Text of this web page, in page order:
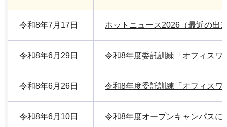
令和8年7月17日 ホットニュース2026（最近の出
令和8年6月29日 令和8年度委託訓練「オフィスワ
令和8年6月26日 令和8年度委託訓練「オフィスワ
令和8年6月10日 令和8年度オープンキャンパスに